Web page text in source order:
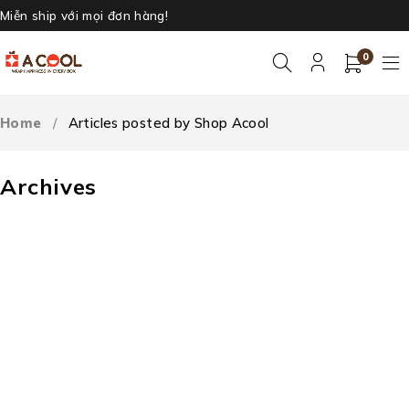
Miễn ship với mọi đơn hàng!
0
Archives
Home / Articles posted by Shop Acool